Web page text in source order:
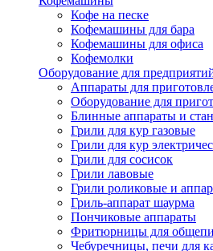
Кофе на песке
Кофемашины для бара
Кофемашины для офиса
Кофемолки
Оборудование для
Аппараты для
Оборудование для
Блинные аппараты и
Грили для кур газовые
Грили для кур
Грили для сосисок
Грили лавовые
Грили роликовые и
Гриль-аппарат шаурма
Пончиковые аппараты
Фритюрницы для
Чебуречницы, печи для